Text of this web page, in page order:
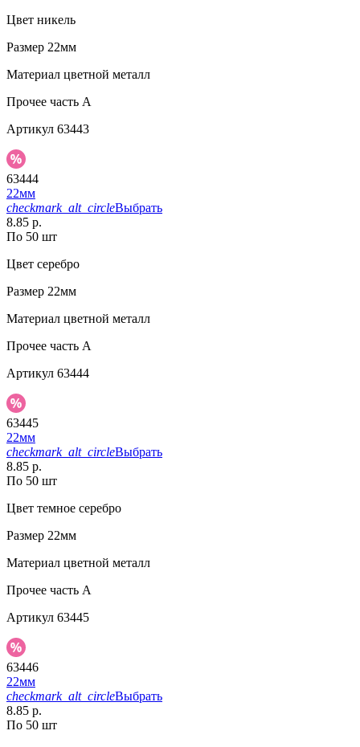
Цвет никель
Размер 22мм
Материал цветной металл
Прочее часть A
Артикул 63443
63444
22мм
checkmark_alt_circleВыбрать
8.85 р.
По 50 шт
Цвет серебро
Размер 22мм
Материал цветной металл
Прочее часть A
Артикул 63444
63445
22мм
checkmark_alt_circleВыбрать
8.85 р.
По 50 шт
Цвет темное серебро
Размер 22мм
Материал цветной металл
Прочее часть A
Артикул 63445
63446
22мм
checkmark_alt_circleВыбрать
8.85 р.
По 50 шт